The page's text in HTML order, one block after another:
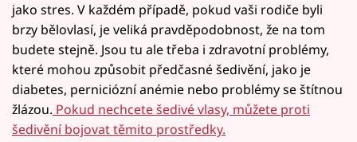
jako stres. V každém případě, pokud vaši rodiče byli
brzy bělovlasí, je veliká pravděpodobnost, že na tom
budete stejně. Jsou tu ale třeba i zdravotní problémy,
které mohou způsobit předčasné šedivění, jako je
diabetes, perniciózní anémie nebo problémy se štítnou
žlázou. Pokud nechcete šedivé vlasy, můžete proti
šedivění bojovat těmito prostředky.